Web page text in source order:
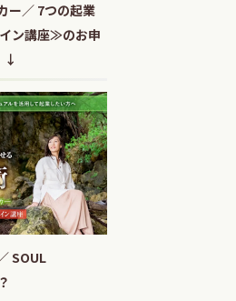
ー／ 7つの起業
ン講座≫のお申
↓
SOUL